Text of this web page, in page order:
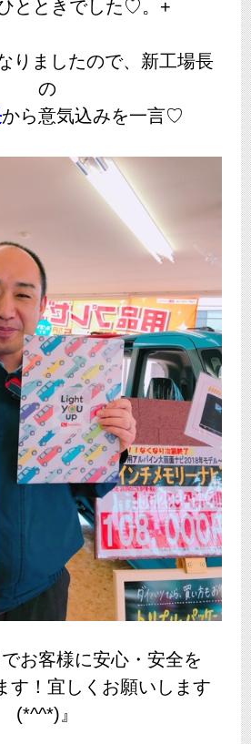
とときでした♡。+
りましたので、新工場長
の
から意気込みを一言♡
でお客様に安心・安全を
す！宜しくお願いします
(*^^*)』